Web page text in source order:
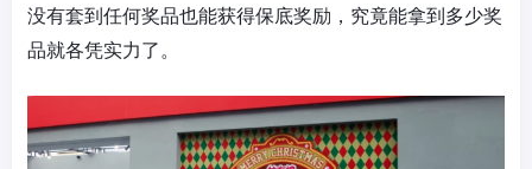
没有套到任何奖品也能获得保底奖励，究竟能拿到多少奖
品就各凭实力了。